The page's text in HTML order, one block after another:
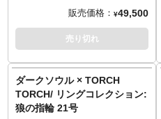
（20240918）
TORCH TORCH OFFICIAL
花びらの石枠は一枚ずつの尖り
や丸み、重なり合い、微妙な歪
みに至るまで、ゲーム中のイラ
ディテールや構造のみでなく、
古びた質感に至るまでを徹底的
に追究することで、ダークソウ
ルの世界から届けられたかのよ
コレクション」シリーズの真打
とも呼ぶべきアイテムが、満を
持しての登場となります。
指輪の象徴である緑色の宝石は
めにインドの熟練職人がひとつ
ずつ磨り出した特注品です。32
枚の花びらと中央のローズカッ
トの、計33個を贅沢に使用。石
持つ「緑花の指輪」。
使用頻度の高さと印象に残るデ
ザインで、多くのプレイヤーか
ら愛されているアイテムです。
の複雑な構造、特殊な形状の宝
石を多数使用することからプロ
ダクト化は困難とされていまし
販売価格： ¥49,500
売り切れ
ダークソウル × TORCH
TORCH/ リングコレクション:
狼の指輪 21号